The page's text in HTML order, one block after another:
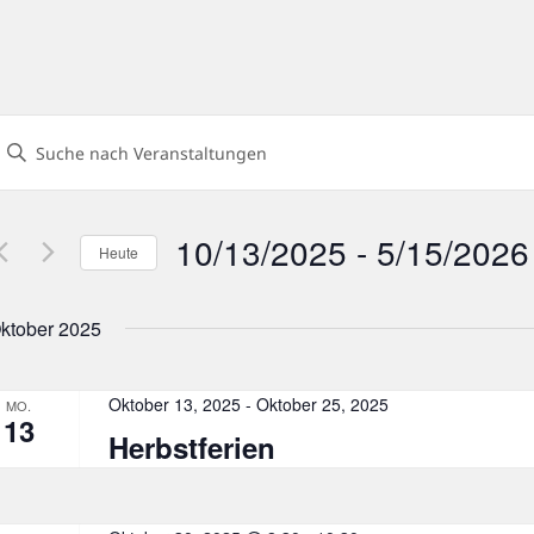
Heute 10/13/2025 - 5/15/2026
wählen.
2025
MO.
13
Oktober 13, 2025- Oktober 25, 2025
Herbstferien